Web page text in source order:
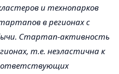
и технопарков
в регионах с
Стартап-активность
т.е. неэластична к